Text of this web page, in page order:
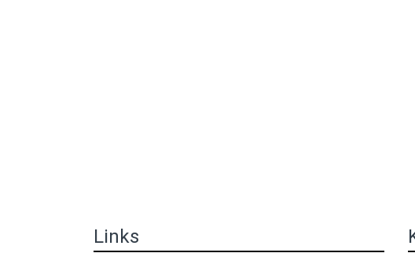
Links